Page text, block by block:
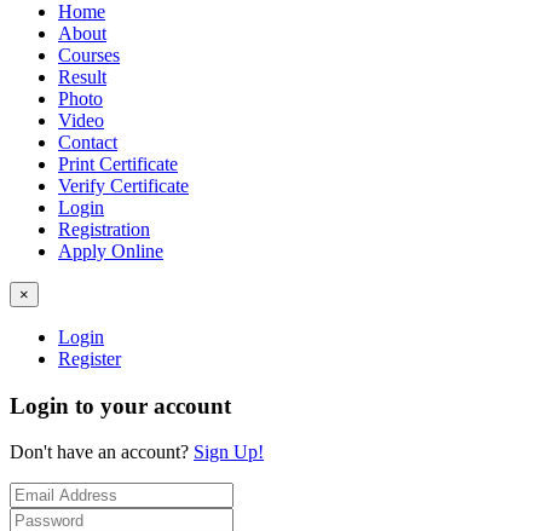
Home
About
Courses
Result
Photo
Video
Contact
Print Certificate
Verify Certificate
Login
Registration
Apply Online
×
Login
Register
Login to your account
Don't have an account? Sign Up!